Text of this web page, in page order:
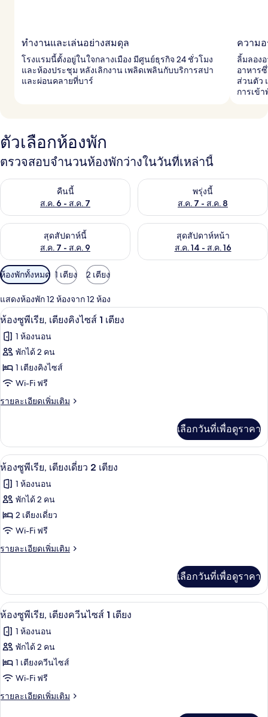
ทำงานและเล่นอย่างสมดุล
โรงแรมนี้ตั้งอยู่ในใจกลางเมือง มีศูนย์ธุรกิจ 24 ชั่วโมง
และห้องประชุม หลังเลิกงาน เพลิดเพลินกับบริการสปา
และผ่อนคลายที่บาร์
ความ
ลิ้มลอง
อาหาร
ส่วนตัว
การเข้า
ตัวเลือกห้องพัก
ตรวจสอบจำนวนห้องพักว่างในวันที่เหล่านี้
คืนนี้
ส.ค. 6 - ส.ค. 7
ตรวจสอบจำนวนห้องพักว่างในคืนนี้ ส.ค. 6 - ส.ค. 7พรุ่งนี้
ส.ค. 7 - ส.ค. 8
ตรวจสอบจำนวนห้องพักว่างใน
สุดสัปดาห์นี้
ส.ค. 7 - ส.ค. 9
ตรวจสอบจำนวนห้องพักว่างในสุดสัปดาห์นี้ ส.ค. 7 - ส.ค. 9
สุดสัปดาห์หน้า
ส.ค. 14 - ส.ค. 16
ตรวจสอบจำนวนห้องพักว่างใน
ตัว
กรอง
ที่
มี
ให้
สำหรับ
ห้อง
พัก
ห้องพักทั้งหมด 1 เตียง 2 เตียง
แสดงห้องพัก 12 ห้องจาก 12 ห้อง
เปิด
ภาพถ่าย
ทั้งหมด
ของ
ห้อง
ซู
เรีย,
เตียง
คิง
ไซส์
1
เตียง
ห้องซูพีเรีย, เตียงคิงไซส์ 1 เตียง | เค
6
ห้องซูพีเรีย, เตียงคิงไซส์ 1 เตียง
1 ห้องนอน
พักได้ 2 คน
1 เตียงคิงไซส์
Wi-Fi ฟรี
รายละเอียดเพิ่มเติม
ราย
เกี่ยว
กับ
ห้อง
พี
เรีย,
คิง
ไซส์
เตียง
เลือกวันที่เพื่อดูราคา
เปิด
ภาพถ่าย
ทั้งหมด
ของ
ห้อง
ซู
เรีย,
เตียง
เดี่ยว
2
เตียง
เครื่องนอนระดับพรีเมียม, ผ้านวมขนเ
6
ห้องซูพีเรีย, เตียงเดี่ยว 2 เตียง
1 ห้องนอน
พักได้ 2 คน
2 เตียงเดี่ยว
Wi-Fi ฟรี
รายละเอียดเพิ่มเติม
ราย
เกี่ยว
กับ
ห้อง
พี
เรีย,
เดี่ยว
2
เลือกวันที่เพื่อดูราคา
เปิด
ภาพถ่าย
ทั้งหมด
ของ
ห้อง
ซู
ห้องซูพีเรีย, เตียงควีนไซส์ 1 เตียง | เ
6
ห้องซูพีเรีย, เตียงควีนไซส์ 1 เตียง
1 ห้องนอน
พักได้ 2 คน
1 เตียงควีนไซส์
Wi-Fi ฟรี
รายละเอียดเพิ่มเติม
ราย